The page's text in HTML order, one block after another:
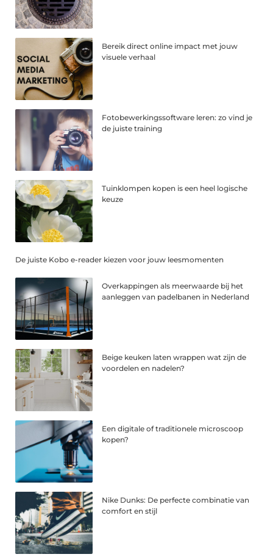
Bereik direct online impact met jouw
visuele verhaal
Fotobewerkingssoftware leren: zo vind je
de juiste training
Tuinklompen kopen is een heel logische
keuze
De juiste Kobo e-reader kiezen voor jouw leesmomenten
Overkappingen als meerwaarde bij het
aanleggen van padelbanen in Nederland
Beige keuken laten wrappen wat zijn de
voordelen en nadelen?
Een digitale of traditionele microscoop
kopen?
Nike Dunks: De perfecte combinatie van
comfort en stijl